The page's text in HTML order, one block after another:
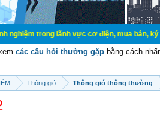
lãnh vực cơ điện, mua bán, ký gửi, cho
các câu hỏi thường gặp bằng cách
Thông gió Thông gió thông thường